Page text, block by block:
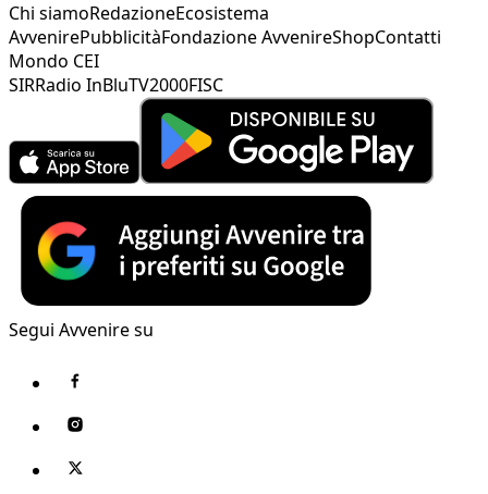
Chi siamoRedazioneEcosistema
AvvenirePubblicitàFondazione AvvenireShopContatti
Mondo CEI
SIRRadio InBluTV2000FISC
Segui Avvenire su